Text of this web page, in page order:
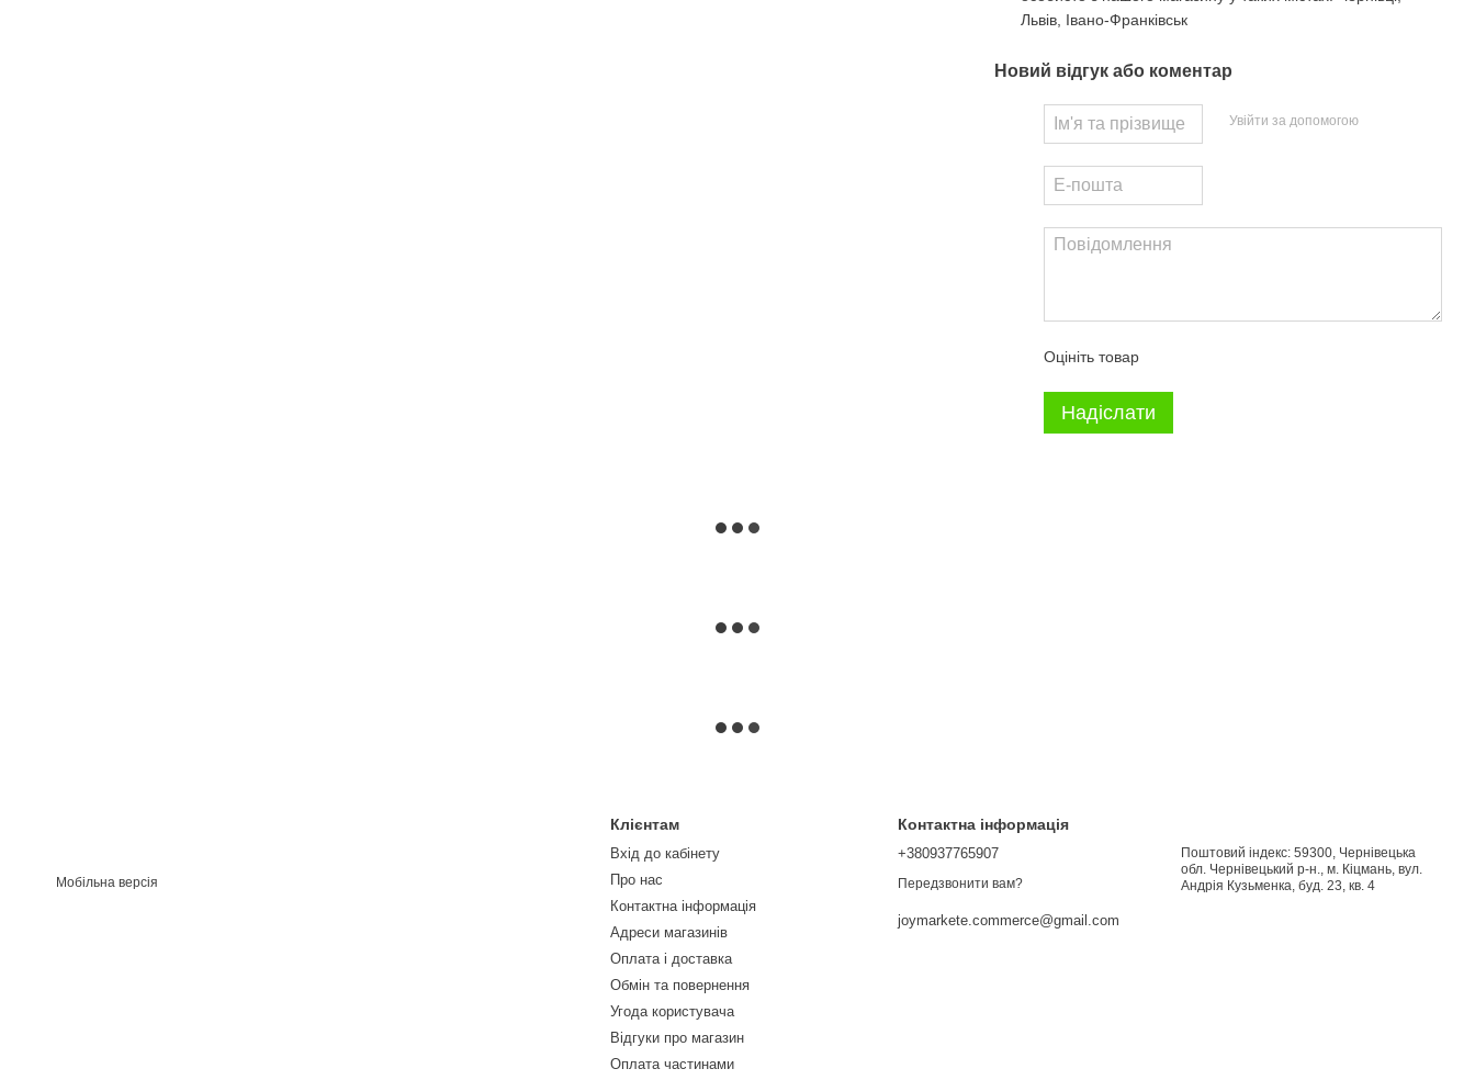
Львів, Івано-Франківськ
Новий відгук або коментар
Увійти за допомогою
Оцініть товар
Надіслати
Мобільна версія
Клієнтам
Вхід до кабінету
Про нас
Контактна інформація
Адреси магазинів
Оплата і доставка
Обмін та повернення
Угода користувача
Відгуки про магазин
Оплата частинами
Контактна інформація
+380937765907
Передзвонити вам?
joymarkete.commerce@gmail.com
Поштовий індекс: 59300, Чернівецька
обл. Чернівецький р-н., м. Кіцмань, вул.
Андрія Кузьменка, буд. 23, кв. 4